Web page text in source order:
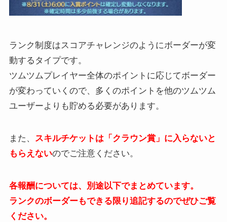
ランク制度はスコアチャレンジのようにボーダーが変
動するタイプです。
ツムツムプレイヤー全体のポイントに応じてボーダー
が変わっていくので、多くのポイントを他のツムツム
ユーザーよりも貯める必要があります。
また、
スキルチケットは「クラウン賞」に入らないと
もらえないのでご注意ください。
各報酬については、別途以下でまとめています。
ランクのボーダーもできる限り追記するのでぜひご覧
ください。